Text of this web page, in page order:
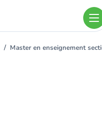
Master en enseignement